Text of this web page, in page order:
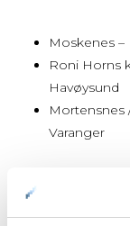
Moskenes
Roni Horns
Havøysund
Mortensnes
Varanger
Les mer i